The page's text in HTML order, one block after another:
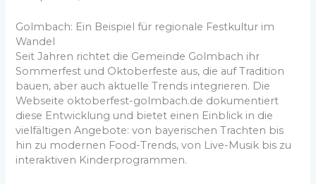
Golmbach: Ein Beispiel für regionale Festkultur im
Wandel
Seit Jahren richtet die Gemeinde Golmbach ihr
Sommerfest und Oktoberfeste aus, die auf Tradition
bauen, aber auch aktuelle Trends integrieren. Die
Webseite oktoberfest-golmbach.de dokumentiert
diese Entwicklung und bietet einen Einblick in die
vielfältigen Angebote: von bayerischen Trachten bis
hin zu modernen Food-Trends, von Live-Musik bis zu
interaktiven Kinderprogrammen.